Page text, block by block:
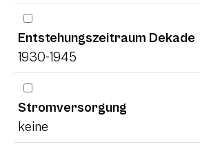
Entstehungszeitraum Dekade
1930-1945
Stromversorgung
keine